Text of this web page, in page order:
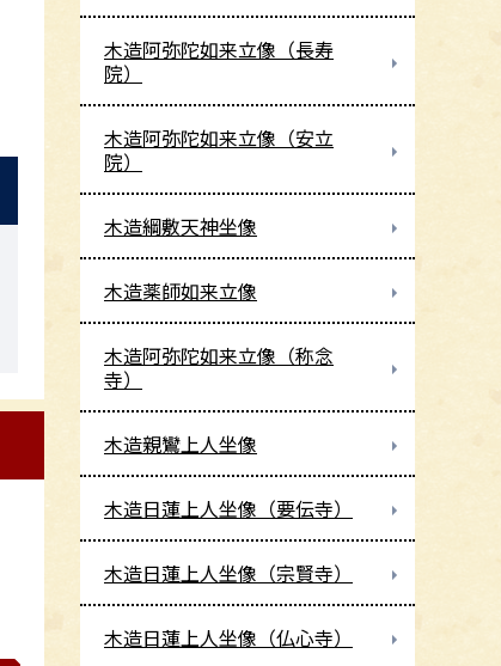
木造阿弥陀如来立像（長寿
院）
木造阿弥陀如来立像（安立
院）
木造綱敷天神坐像
木造薬師如来立像
木造阿弥陀如来立像（称念
寺）
木造親鸞上人坐像
木造日蓮上人坐像（要伝寺）
木造日蓮上人坐像（宗賢寺）
木造日蓮上人坐像（仏心寺）